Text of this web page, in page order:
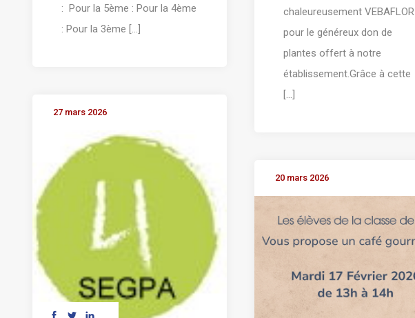
: Pour la 5ème : Pour la 4ème
: Pour la 3ème [...]
chaleureusement VEBAFLOR
pour le généreux don de
plantes offert à notre
établissement.Grâce à cette
[...]
27 mars 2026
20 mars 2026